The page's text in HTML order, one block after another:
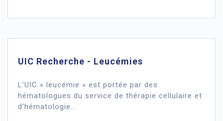
UIC Recherche - Leucémies
L'UIC « leucémie » est portée par des
hématologues du service de thérapie cellulaire et
d'hématologie...